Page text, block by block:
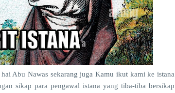
Abu Nawas sekarang juga Kamu ikut kami ke istana
sikap para pengawal istana yang tiba-tiba bersikap